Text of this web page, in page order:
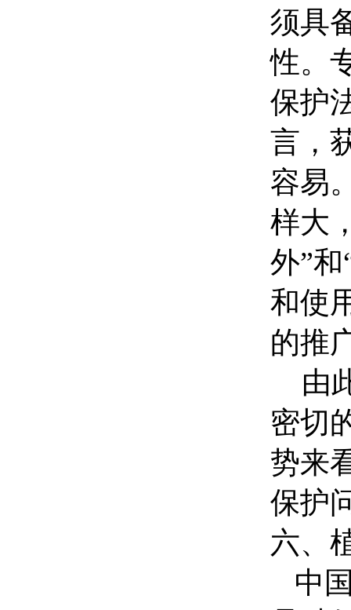
须具
性。
保护
言，
容易
样大
外”
和使
的推
由
密切
势来
保护
六、
中